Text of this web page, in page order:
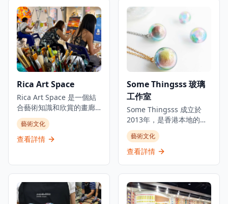
術愛好者。無論是初學者
還是進階學員，都能在這
裡找到適合的課程，從傳
統中國水墨畫技法到現代
創意藝術表達，KA Atelier
提供全面的藝術教育體
驗。工作室環境優雅寧
作空間，讓每位參與者都
能在專業導師的指導下探
索和發展自己的藝術潛
能。這裡不僅是學習繪畫
的地方，更是文化交流和
藝術創作的溫馨社區。
還可以參加工作坊，在專
業導師的指導下學習陶藝
技能並創作自己的作品，
從拉坯到上釉，體驗完整
的陶藝製作過程。工作室
環境溫馨舒適，適合情
侶、朋友或家庭一起參
與，創造獨特的藝術體驗
和美好回憶。無論是想要
學習新技能的初學者，還
是尋求創作靈感的藝術愛
好者，Pottery By The Bay
都能提供豐富的陶藝體
驗，使其成為藝術愛好者
和休閒遊客的熱門目的
地。
Rica Art Space
Rica Art Space 是一個結
合藝術知識和欣賞的畫廊
和工作室。位於灣仔，這
個創意工作坊和畫廊提供
壓克力藝術即興創作工作
也是來自世界各地先鋒藝
術家的展覽空間。Rica Art
藝術文化
查看詳情
Some Thingsss 玻璃
工作室
Some Thingsss 成立於
2013年，是香港本地的手
工玻璃工作室，運用不同
的玻璃工藝創作，將玻璃
工藝融入生活。工作室通
藝術。除推出手工玻璃產
品外，開設不同主題的玻
璃工作坊，讓公眾體驗製
藝術文化
查看詳情